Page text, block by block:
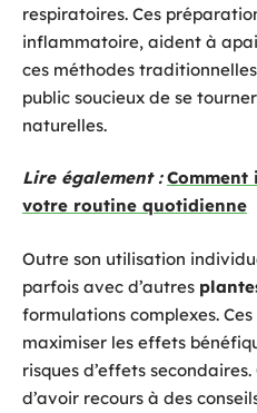
respiratoires. Ces
inflammatoire, aident à
ces méthodes
public soucieux de se
naturelles.
Lire également : Comment
votre routine quotidienne
Outre son utilisation
parfois avec d’autres
formulations complexes.
maximiser les effets
risques d’effets
d’avoir recours à des